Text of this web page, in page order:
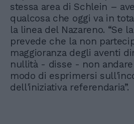
stessa area di Schlein –
qualcosa che oggi va in
la linea del Nazareno. “Se
prevede che la non
maggioranza degli aventi
nullità - disse - non
modo di esprimersi
dell'iniziativa referendaria”.